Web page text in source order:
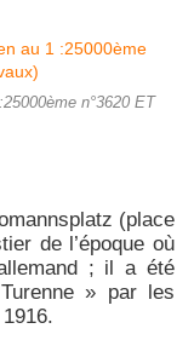
n°3620 ET
(place
de l’époque où
; il a été
» par les